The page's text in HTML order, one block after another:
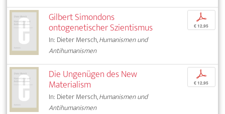
Gilbert Simondons
ontogenetischer Szientismus
In: Dieter Mersch,Humanismen und
Antihumanismen
p
€ 12,95
Die Ungenügen des New
Materialism
In: Dieter Mersch,Humanismen und
Antihumanismen
p
€ 12,95